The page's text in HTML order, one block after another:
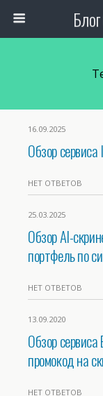
16.09.2025
Обзор
НЕТ ОТВЕТОВ
25.03.2025
Обзор AI-
портфель по
НЕТ ОТВЕТОВ
13.09.2020
Обзор
промокод на
НЕТ ОТВЕТОВ